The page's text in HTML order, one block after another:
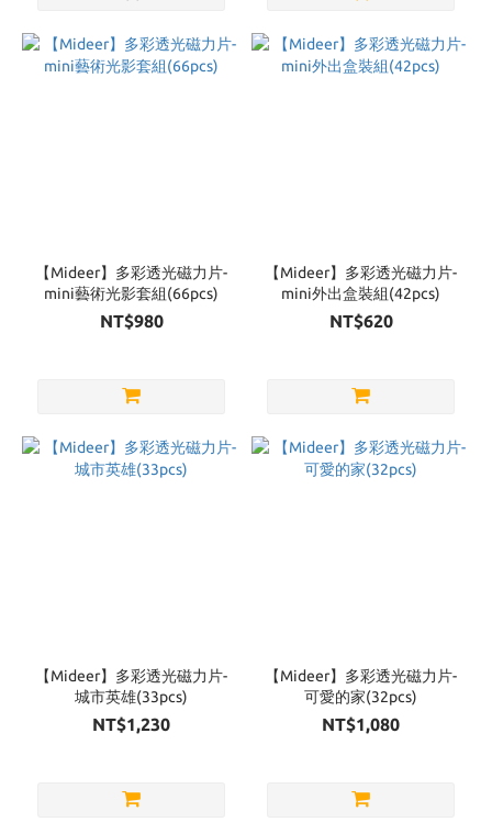
【Mideer】多彩透光磁力片-
mini藝術光影套組(66pcs)
NT$980
【Mideer】多彩透光磁力片-
mini外出盒裝組(42pcs)
NT$620
【Mideer】多彩透光磁力片-
城市英雄(33pcs)
NT$1,230
【Mideer】多彩透光磁力片-
可愛的家(32pcs)
NT$1,080